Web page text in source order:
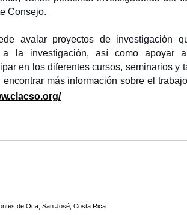
Consejo.
avalar proyectos de investigación
la investigación, así como apoyar a
en los diferentes cursos, seminarios y
más información sobre el
de Oca, San José, Costa Rica.